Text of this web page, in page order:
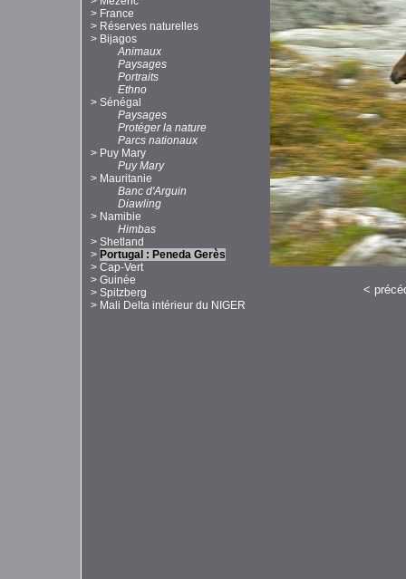
> France
> Réserves naturelles
> Bijagos
Animaux
Paysages
Portraits
Ethno
> Sénégal
Paysages
Protéger la nature
Parcs nationaux
> Puy Mary
Puy Mary
> Mauritanie
Banc d'Arguin
Diawling
> Namibie
Himbas
> Shetland
> Portugal : Peneda Gerès
> Cap-Vert
> Guinée
> Spitzberg
> Mali Delta intérieur du NIGER
<